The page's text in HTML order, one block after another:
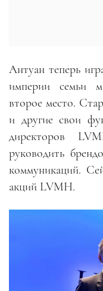
Антуан теперь
империи семьи
второе место.
и другие свои
директоров
руководить
коммуникаций.
акций LVMH.